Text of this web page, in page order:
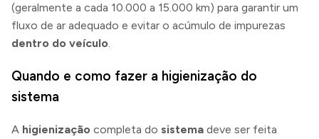
(geralmente a cada 10.000 a 15.000 km) para garantir um
fluxo de ar adequado e evitar o acúmulo de impurezas
dentro do veículo.
Quando e como fazer a higienização do
sistema
A higienização completa do sistema deve ser feita